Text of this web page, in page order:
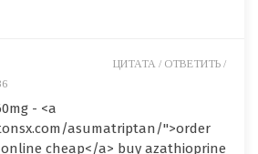
- <a
asumatriptan/">order
cheap</a> buy azathioprine
ЦИТАТА / ОТВЕТИТЬ /